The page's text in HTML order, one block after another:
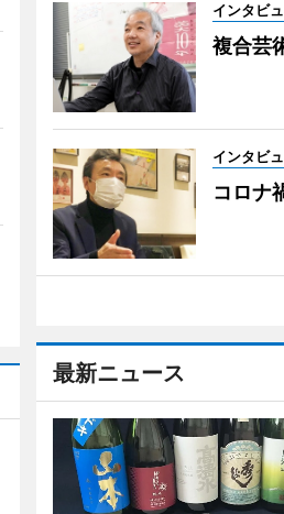
インタビ
複合芸
インタビ
コロナ
最新ニュース